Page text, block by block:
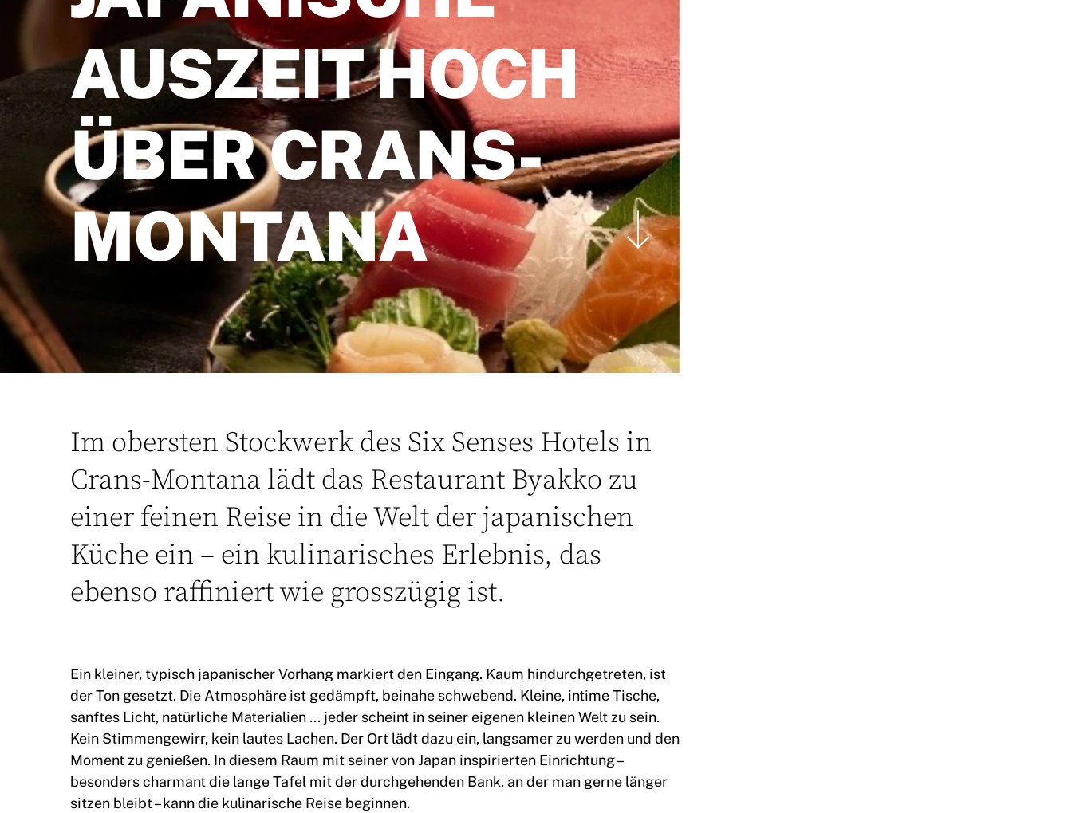
AUSZEIT HOCH
ÜBER CRANS-
MONTANA
Im obersten Stockwerk des Six Senses Hotels in
Crans-Montana lädt das Restaurant Byakko zu
einer feinen Reise in die Welt der japanischen
Küche ein – ein kulinarisches Erlebnis, das
ebenso raffiniert wie grosszügig ist.
Ein kleiner, typisch japanischer Vorhang markiert den Eingang. Kaum hindurchgetreten, ist
der Ton gesetzt. Die Atmosphäre ist gedämpft, beinahe schwebend. Kleine, intime Tische,
sanftes Licht, natürliche Materialien … jeder scheint in seiner eigenen kleinen Welt zu sein.
Kein Stimmengewirr, kein lautes Lachen. Der Ort lädt dazu ein, langsamer zu werden und den
Moment zu genießen. In diesem Raum mit seiner von Japan inspirierten Einrichtung –
besonders charmant die lange Tafel mit der durchgehenden Bank, an der man gerne länger
sitzen bleibt – kann die kulinarische Reise beginnen.